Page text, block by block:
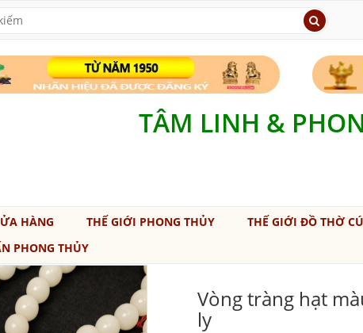
TÂM LINH &
HÀNG THẾ GIỚI PHONG THỦY THẾ GIỚI ĐỒ THỜ
PHONG THỦY
Vòng tràng hạt
ly